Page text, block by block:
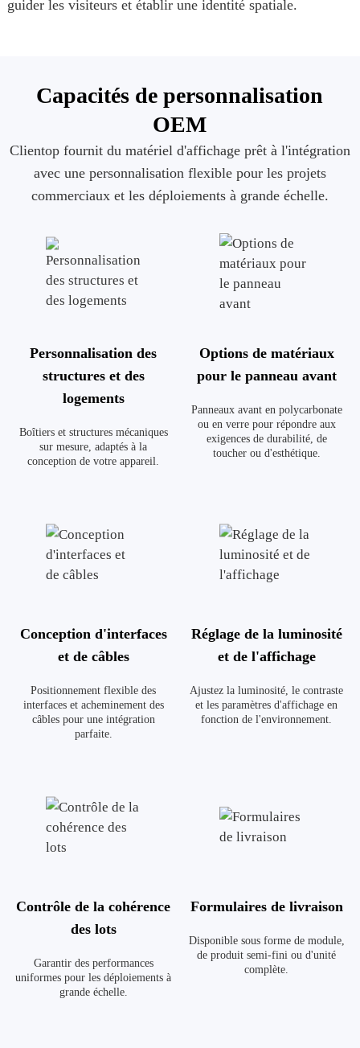
guider les visiteurs et établir une identité spatiale.
Capacités de personnalisation
OEM
Clientop fournit du matériel d'affichage prêt à l'intégration
avec une personnalisation flexible pour les projets
commerciaux et les déploiements à grande échelle.
Personnalisation des
structures et des
logements
Boîtiers et structures mécaniques
sur mesure, adaptés à la
conception de votre appareil.
Options de matériaux
pour le panneau avant
Panneaux avant en polycarbonate
ou en verre pour répondre aux
exigences de durabilité, de
toucher ou d'esthétique.
Conception d'interfaces
et de câbles
Positionnement flexible des
interfaces et acheminement des
câbles pour une intégration
parfaite.
Réglage de la luminosité
et de l'affichage
Ajustez la luminosité, le contraste
et les paramètres d'affichage en
fonction de l'environnement.
Contrôle de la cohérence
des lots
Garantir des performances
uniformes pour les déploiements à
grande échelle.
Formulaires de livraison
Disponible sous forme de module,
de produit semi-fini ou d'unité
complète.